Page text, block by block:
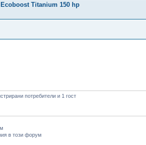
Titanium 150 hp
потребители и 1 гост
в този форум